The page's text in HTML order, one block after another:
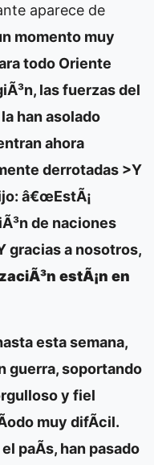
aparece de
momento muy
todo Oriente
las fuerzas del
han asolado
ahora
derrotadas >Y
â€œEstÃ¡
de naciones
gracias a nosotros,
estÃ¡n en
esta semana,
guerra, soportando
y fiel
muy difÃ­cil.
paÃ­s, han pasado